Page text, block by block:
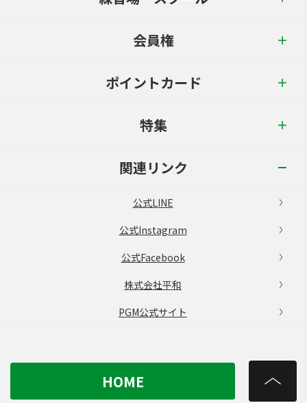
会員権
ポイントカード
特集
関連リンク
公式LINE
公式Instagram
公式Facebook
株式会社平和
PGM公式サイト
HOME